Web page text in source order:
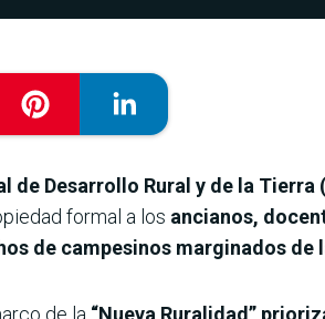
de Desarrollo Rural y de la
formal a los ancianos,
de campesinos marginados
de la “Nueva Ruralidad”